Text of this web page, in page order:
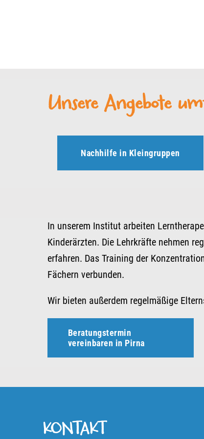
Unsere Angebote
Nachhilfe in Kleingruppen
In unserem Institut arbeiten
Kinderärzten. Die Lehrkräfte nehmen
erfahren. Das Training der
Fächern verbunden.
Wir bieten außerdem regelmäßige
Beratungstermin
vereinbaren in Pirna
KONTAKT